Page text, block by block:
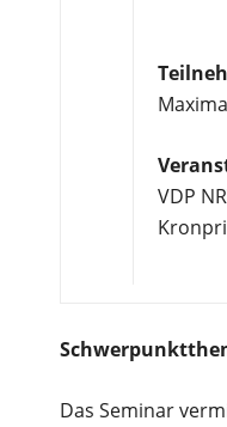
VDP
Das Seminar